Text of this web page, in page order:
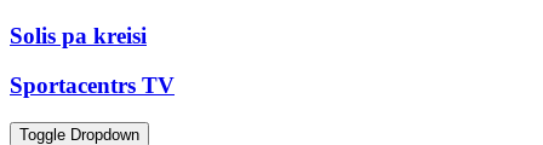
Solis pa kreisi
Sportacentrs TV
Toggle Dropdown